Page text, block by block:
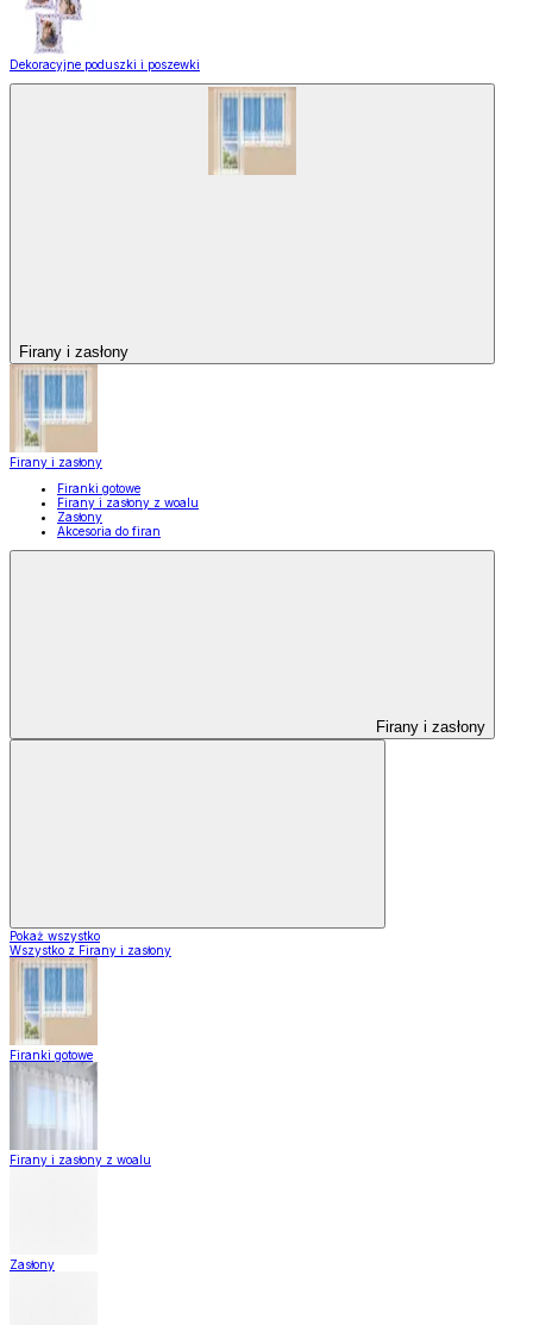
Dekoracyjne poduszki i poszewki
Firany i zasłony
Firany i zasłony
Firanki gotowe
Firany i zasłony z woalu
Zasłony
Akcesoria do firan
Firany i zasłony
Pokaż wszystko
Wszystko z Firany i zasłony
Firanki gotowe
Firany i zasłony z woalu
Zasłony